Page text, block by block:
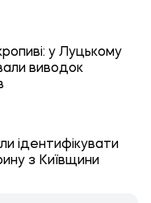
у Луцькому
виводок
ідентифікувати
з Київщини